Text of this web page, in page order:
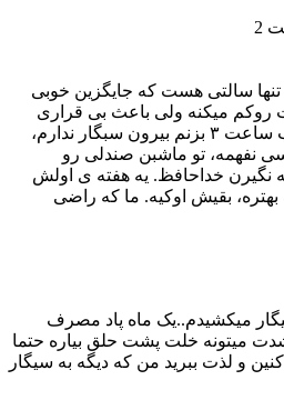
2
تنها سالتی هست که جایگزین خوبی
میکنه ولی باعث بی قراری
نمیشه. بوی بد و سرفه و شب ساعت ۳ بزنم بیرون سبگار ندارم،
نفهمه، تو ماشبن صندلی رو
نگیرن خداحافظ. یه هفته ی اولش
بقیش اوکیه. ما که راضی
پیش سیگار میکشیدم..یک ماه پاد مصرف
میتونه خلت پشت حلق بیاره حتما
و لذت ببرید من که دیگه به سیگار